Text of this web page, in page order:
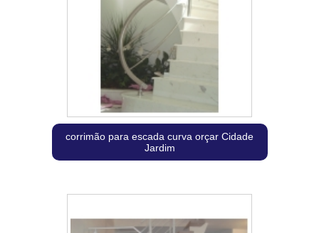
corrimão para escada curva orçar Cidade
Jardim